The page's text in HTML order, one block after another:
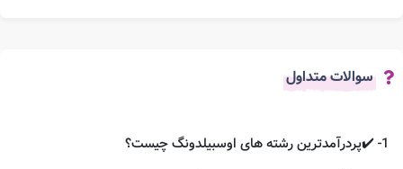
سوالات متداول
1- ✔️پردرآمدترین رشته های اوسبیلدونگ چیست؟